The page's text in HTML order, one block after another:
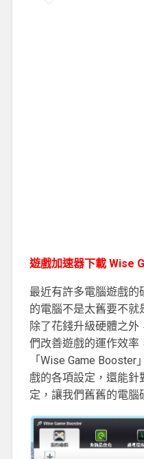
遊戲加速器下載 Wise
最近有許多電腦遊戲
的電腦不是太舊要不就
除了花錢升級硬體之
們改善遊戲的運作效率
「Wise Game
戲的各項設定，還能針
定，讓我們舊舊的電腦